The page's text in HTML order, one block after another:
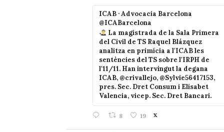
ICAB · Advocacia Barcelona
@ICABarcelona
La magistrada de la Sala Primera
del Civil de TS Raquel Blázquez
analitza en primícia a l'ICAB les
sentències del TS sobre l'IRPH de
l'11/11. Han intervingut la degana
ICAB, @crivallejo, @Sylvie56417153,
pres. Sec. Dret Consum i Elisabet
Valencia, vicep. Sec. Dret Bancari.
8 19 X